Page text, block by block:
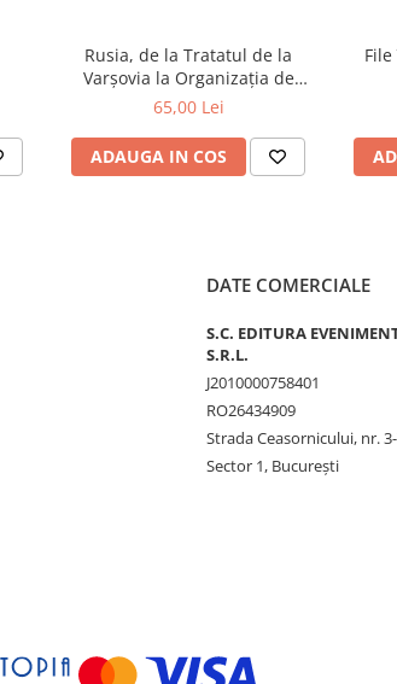
Rusia, de la Tratatul de la
Varșovia la Organizația de
Cooperare de la Shanghai și
65,00 Lei
ADAUGA IN COS
DATE COMERCIALE
S.C. EDITURA
S.R.L.
J2010000758401
RO26434909
Strada Ceasornicului, nr.
Sector 1, Bucureşti